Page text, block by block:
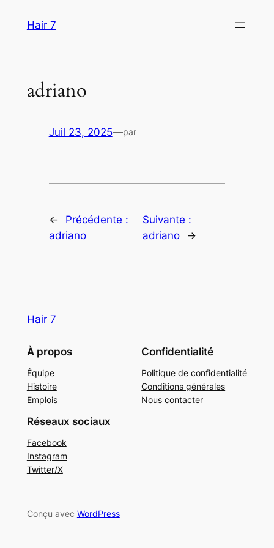
Hair 7
adriano
Juil 23, 2025—par
←
Précédente :
adriano
Suivante :
adriano
→
Hair 7
À propos
Équipe
Histoire
Emplois
Confidentialité
Politique de confidentialité
Conditions générales
Nous contacter
Réseaux sociaux
Facebook
Instagram
Twitter/X
Conçu avec WordPress